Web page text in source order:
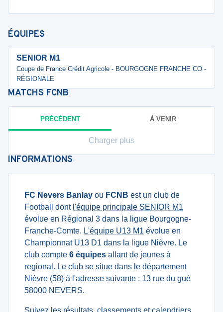
ÉQUIPES
SENIOR M1
Coupe de France Crédit Agricole - BOURGOGNE FRANCHE CO -
RÉGIONALE
MATCHS FCNB
PRÉCÉDENT À VENIR
Charger plus
INFORMATIONS
FC Nevers Banlay ou FCNB est un club de
Football dont l'équipe principale SENIOR M1
évolue en Régional 3 dans la ligue Bourgogne-
Franche-Comte. L'équipe U13 M1 évolue en
Championnat U13 D1 dans la ligue Nièvre. Le
club compte 6 équipes allant de jeunes à
regional. Le club se situe dans le département
Nièvre (58) à l'adresse suivante : 13 rue du gué
58000 NEVERS.
Suivez les résultats, classements et calendriers